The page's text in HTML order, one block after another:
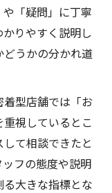
「疑問」に丁寧
りやすく説明し
うかの分かれ道
型店舗では「お
視しているとこ
て相談できたと
フの態度や説明
大きな指標とな